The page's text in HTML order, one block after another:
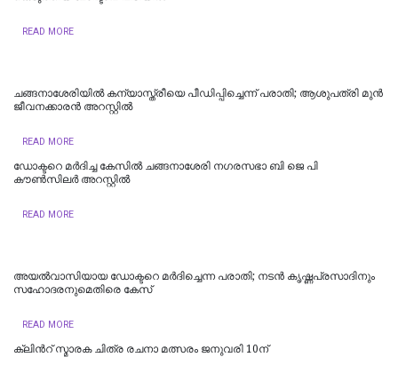
READ MORE
ചങ്ങനാശേരിയില്‍ കന്യാസ്ത്രീയെ പീഡിപ്പിച്ചെന്ന് പരാതി; ആശുപത്രി മുൻ
ജീവനക്കാരൻ അറസ്റ്റിൽ
READ MORE
ഡോക്ടറെ മർദിച്ച കേസിൽ ചങ്ങനാശേരി നഗരസഭാ ബി ജെ പി
കൗൺസിലർ അറസ്റ്റിൽ
READ MORE
അയല്‍വാസിയായ ഡോക്ടറെ മർദിച്ചെന്ന പരാതി; നടൻ കൃഷ്ണപ്രസാദിനും
സഹോദരനുമെതിരെ കേസ്
READ MORE
ക്ലിന്‍റ് സ്മാരക ചിത്ര രചനാ മത്സരം ജനുവരി 10ന്